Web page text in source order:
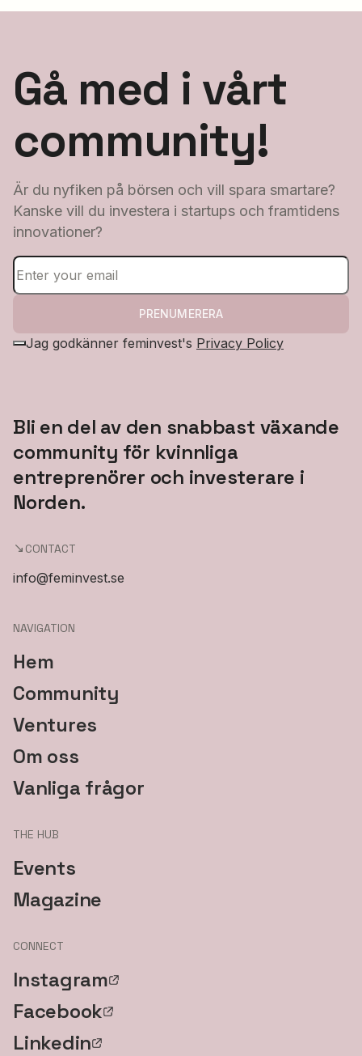
Gå med i vårt
community!
Är du nyfiken på börsen och vill spara smartare?
Kanske vill du investera i startups och framtidens
innovationer?
PRENUMERERA
Jag godkänner feminvest's Privacy Policy
Bli en del av den snabbast växande
community för kvinnliga
entreprenörer och investerare i
Norden.
CONTACT
info@feminvest.se
NAVIGATION
Hem
Community
Ventures
Om oss
Vanliga frågor
THE HUB
Events
Magazine
CONNECT
Instagram
Facebook
Linkedin